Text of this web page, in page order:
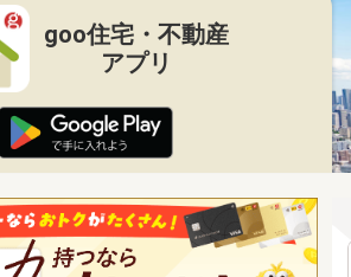
goo住宅・不動産
アプリ